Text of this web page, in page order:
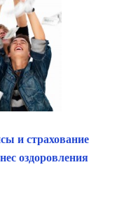
и страхование
оздоровления